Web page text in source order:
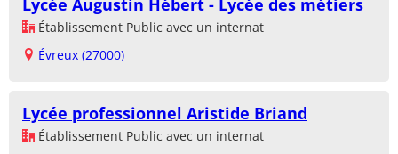
Lycée Augustin Hébert - Lycée des métiers
Établissement Public avec un internat
Évreux (27000)
Lycée professionnel Aristide Briand
Établissement Public avec un internat